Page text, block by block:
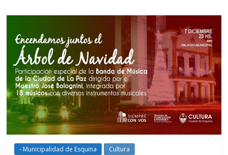
- Municipalidad de Esquina Cultura